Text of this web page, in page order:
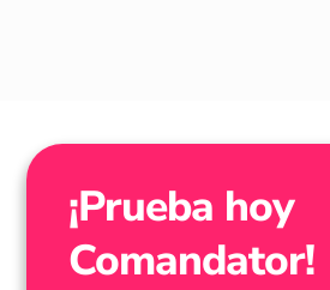
¡Prueba hoy
Comandator!